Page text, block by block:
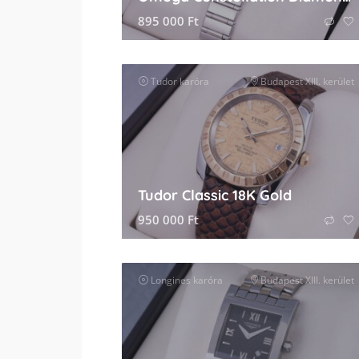
895 000 Ft
Tudorkaróra Budapest XIII. kerület
Tudor Classic 18K Gold
950 000 Ft
Longines karóra Budapest XIII. kerület